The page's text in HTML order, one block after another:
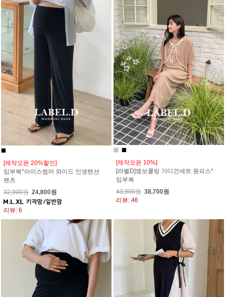
[제작오픈 20%할인]
임부복*아이스썸머 와이드 인생텐션
팬츠
32,900원 24,800원
리뷰: 6
[제작오픈 10%]
[라벨D]엠보쿨링 가디건세트 원피스*
임부복
43,900원 38,700원
리뷰: 46